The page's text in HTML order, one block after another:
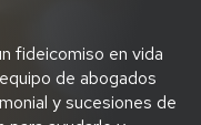
fideicomiso en vida
de abogados
y sucesiones de